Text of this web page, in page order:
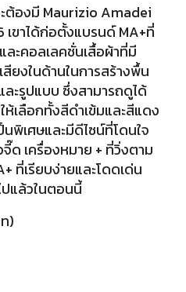
ต้องมี Maurizio Amadei
ขาได้ก่อตั้งแบรนด์ MA+ที่
ะคอลเลคชั่นเสื้อผ้าที่มี
ยงในด้านในการสร้างพื้น
ะรูปแบบ ซึ่งสามารถดูได้
ห้เลือกทั้งสีดำเข้มและสีแดง
พิเศษและมีดีไซน์ที่โดนใจ
ด เครื่องหมาย + ที่วิ่งตาม
ที่เรียบง่ายและโดดเด่น
ปแล้วในตอนนี้
)